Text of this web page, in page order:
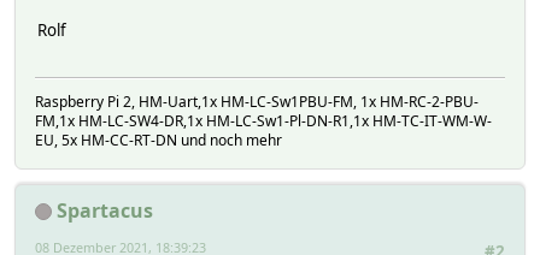
Rolf
Raspberry Pi 2, HM-Uart,1x HM-LC-Sw1PBU-FM, 1x HM-RC-2-PBU-
FM,1x HM-LC-SW4-DR,1x HM-LC-Sw1-Pl-DN-R1,1x HM-TC-IT-WM-W-
EU, 5x HM-CC-RT-DN und noch mehr
Spartacus
08 Dezember 2021, 18:39:23